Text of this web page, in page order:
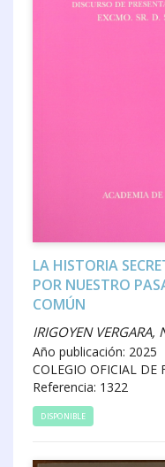
LA HISTORIA
POR NUESTRO
COMÚN
IRIGOYEN VERGARA,
Año publicación: 2025
COLEGIO OFICIAL DE
Referencia: 1322
DISPONIBLE